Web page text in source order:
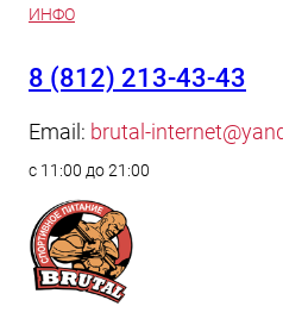
ИНФО
8 (812) 213-43-43
Email: brutal-
с 11:00 до 21:00